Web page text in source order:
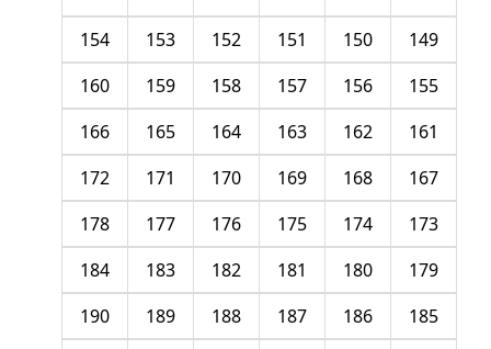
149
150
151
152
153
154
155
156
157
158
159
160
161
162
163
164
165
166
167
168
169
170
171
172
173
174
175
176
177
178
179
180
181
182
183
184
185
186
187
188
189
190